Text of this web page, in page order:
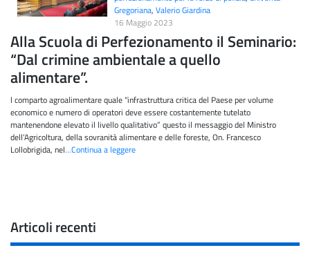
Gregoriana, Valerio Giardina
16 Maggio 2023
Alla Scuola di Perfezionamento il Seminario:
“Dal crimine ambientale a quello
alimentare”.
l comparto agroalimentare quale “infrastruttura critica del Paese per volume
economico e numero di operatori deve essere costantemente tutelato
mantenendone elevato il livello qualitativo” questo il messaggio del Ministro
dell’Agricoltura, della sovranità alimentare e delle foreste, On. Francesco
Lollobrigida, nel…Continua a leggere
Articoli recenti